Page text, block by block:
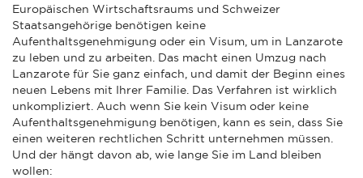
Europäischen Wirtschaftsraums und Schweizer
Staatsangehörige benötigen keine
Aufenthaltsgenehmigung oder ein Visum, um in Lanzarote
zu leben und zu arbeiten. Das macht einen Umzug nach
Lanzarote für Sie ganz einfach, und damit der Beginn eines
neuen Lebens mit Ihrer Familie. Das Verfahren ist wirklich
unkompliziert. Auch wenn Sie kein Visum oder keine
Aufenthaltsgenehmigung benötigen, kann es sein, dass Sie
einen weiteren rechtlichen Schritt unternehmen müssen.
Und der hängt davon ab, wie lange Sie im Land bleiben
wollen: